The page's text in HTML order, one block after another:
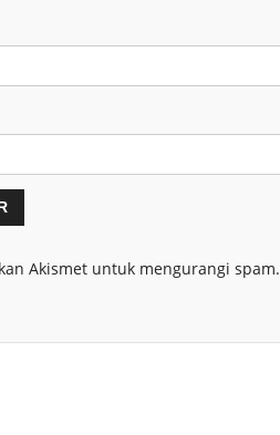
Akismet untuk mengurangi spam.